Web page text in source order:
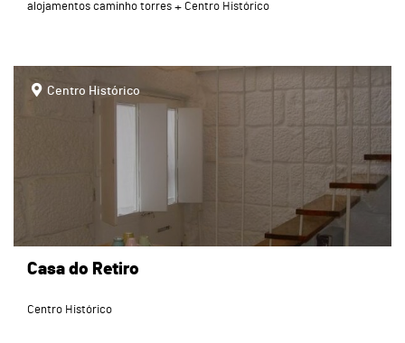
alojamentos caminho torres Centro Histórico
Centro Histórico
Casa do Retiro
Centro Histórico